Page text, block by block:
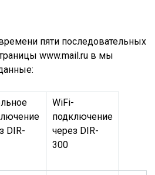
пяти последовательных
www.mail.ru в мы
DIR-
WiFi-
подключение
через DIR-
300